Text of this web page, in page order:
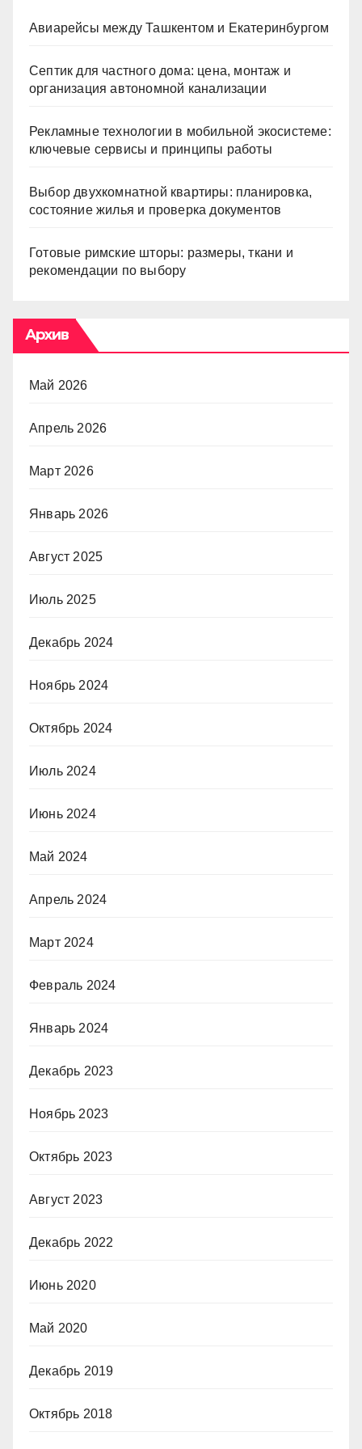
Авиарейсы между Ташкентом и Екатеринбургом
Септик для частного дома: цена, монтаж и
организация автономной канализации
Рекламные технологии в мобильной экосистеме:
ключевые сервисы и принципы работы
Выбор двухкомнатной квартиры: планировка,
состояние жилья и проверка документов
Готовые римские шторы: размеры, ткани и
рекомендации по выбору
Архив
Май 2026
Апрель 2026
Март 2026
Январь 2026
Август 2025
Июль 2025
Декабрь 2024
Ноябрь 2024
Октябрь 2024
Июль 2024
Июнь 2024
Май 2024
Апрель 2024
Март 2024
Февраль 2024
Январь 2024
Декабрь 2023
Ноябрь 2023
Октябрь 2023
Август 2023
Декабрь 2022
Июнь 2020
Май 2020
Декабрь 2019
Октябрь 2018